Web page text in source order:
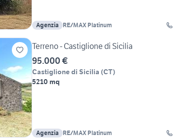
Agenzia RE/MAX Platinum
Terreno - Castiglione di Sicilia
95.000 €
Castiglione di Sicilia (CT)
5210 mq
Agenzia RE/MAX Platinum